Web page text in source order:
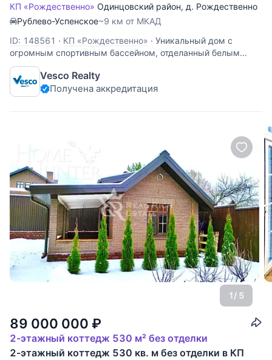
КП «Рождественно» Одинцовский район, д. Рождественно
Рублево-Успенское~9 км от МКАД
ID: 148561 · КП «Рождественно» · Уникальный дом с
огромным спортивным бассейном, отделанный белым
мрамором. В доме три спальные комнаты, гостиная,
кухня-столовая, большой кабинет, библиотека, бильярдная,
тренажерный зал, множество подсобных помещений,
Vesco Realty
Получена аккредитация
1/ 5
89 000 000 ₽
2-этажный коттедж 530 м² без отделки
2-этажный коттедж 530 кв. м без отделки в КП